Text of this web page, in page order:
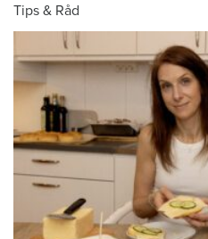
Tips & Råd